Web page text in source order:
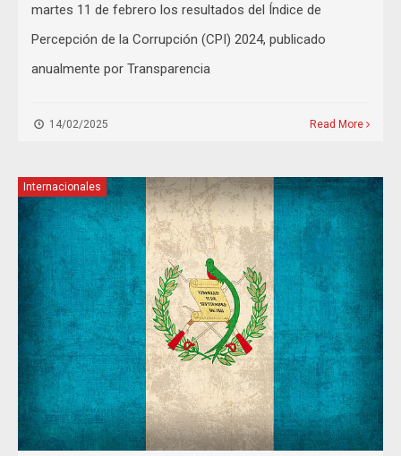
martes 11 de febrero los resultados del Índice de
Percepción de la Corrupción (CPI) 2024, publicado
anualmente por Transparencia
14/02/2025 Read More
Internacionales